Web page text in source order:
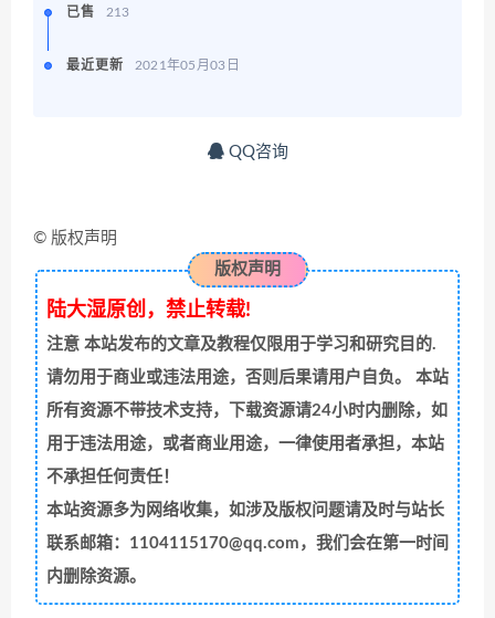
已售 213
最近更新 2021年05月03日
QQ咨询
© 版权声明
版权声明
陆大湿原创，禁止转载!
注意本站发布的文章及教程仅限用于学习和研究目的.
请勿用于商业或违法用途，否则后果请用户自负。 本站
所有资源不带技术支持，下载资源请24小时内删除，如
用于违法用途，或者商业用途，一律使用者承担，本站
不承担任何责任！
本站资源多为网络收集，如涉及版权问题请及时与站长
联系邮箱：1104115170@qq.com，我们会在第一时间
内删除资源。